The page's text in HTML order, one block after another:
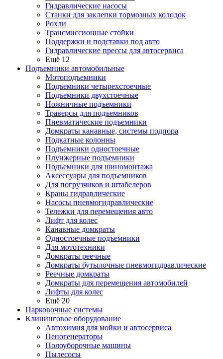
Гидравлические насосы
Cтанки для заклепки тормозных колодок
Рохли
Трансмиссионные стойки
Поддержки и подставки под авто
Гидравлические прессы для автосервиса
Ещё 12
Подъемники автомобильные
Мотоподъемники
Подъемники четырехстоечные
Подъемники двухстоечные
Ножничные подъемники
Траверсы для подъемников
Пневматические подъемники
Домкраты канавные, системы подпора
Подкатные колонны
Подъемники одностоечные
Плунжерные подъемники
Подъемники для шиномонтажа
Аксессуары для подъемников
Для погрузчиков и штабелеров
Краны гидравлические
Насосы пневмогидравлические
Тележки для перемещения авто
Лифт для колес
Канавные домкраты
Одностоечные подъемники
Для мототехники
Домкраты реечные
Домкраты бутылочные пневмогидравлические
Реечные домкраты
Домкраты для перемещения автомобилей
Лифты для колес
Ещё 20
Парковочные системы
Клининговое оборудование
Автохимия для мойки и автосервиса
Пеногенераторы
Полоуборочные машины
Пылесосы